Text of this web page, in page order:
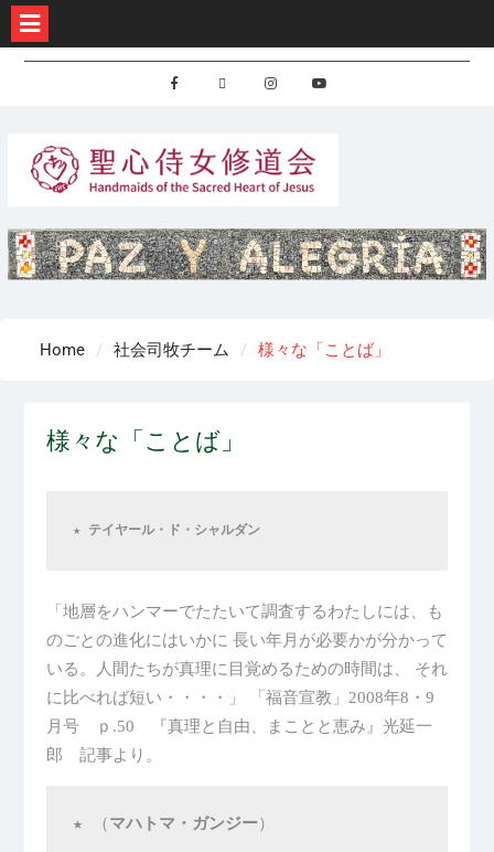
Skip
Home 社会司牧チーム 様々な「ことば」
様々な「ことば」
★ テイヤール・ド・シャルダン
「地層をハンマーでたたいて調査するわたしには、も
のごとの進化にはいかに 長い年月が必要かが分かって
いる。人間たちが真理に目覚めるための時間は、 それ
に比べれば短い・・・・」
「福音宣教」2008年8・9
月号 ｐ.50 『真理と自由、まことと恵み』光延一
郎 記事より。
★ （マハトマ・ガンジー）